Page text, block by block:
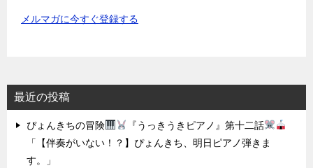
メルマガに今すぐ登録する
最近の投稿
ぴょんきちの冒険
『うっきうきピアノ』第十二話
「【伴奏がいない！？】ぴょんきち、明日ピアノ弾きま
す。」